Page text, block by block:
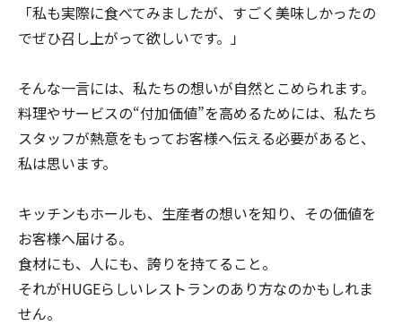
「私も実際に食べてみましたが、すごく美味しかったの
でぜひ召し上がって欲しいです。」
そんな一言には、私たちの想いが自然とこめられます。
料理やサービスの“付加価値”を高めるためには、私たち
スタッフが熱意をもってお客様へ伝える必要があると、
私は思います。
キッチンもホールも、生産者の想いを知り、その価値を
お客様へ届ける。
食材にも、人にも、誇りを持てること。
それがHUGEらしいレストランのあり方なのかもしれま
せん。